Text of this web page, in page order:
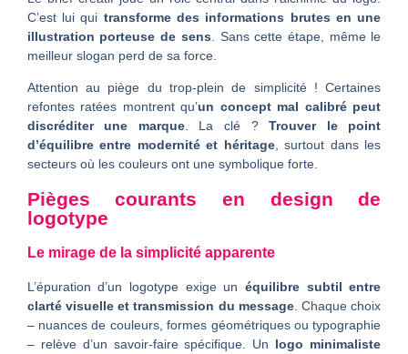
C’est lui qui transforme des informations brutes en une
illustration porteuse de sens . Sans cette étape, même le
meilleur slogan perd de sa force.
Attention au piège du trop-plein de simplicité ! Certaines
refontes ratées montrent qu’un concept mal calibré peut
discréditer une marque. La clé ?Trouver le point
d’équilibre entre modernité et héritage, surtout dans les
secteurs où les couleurs ont une symbolique forte.
Pièges courants en design de
logotype
Le mirage de la simplicité apparente
L’épuration d’un logotype exige unéquilibre subtil entre
clarté visuelle et transmission du message. Chaque choix
– nuances de couleurs, formes géométriques ou typographie
– relève d’un savoir-faire spécifique. Un logo minimaliste